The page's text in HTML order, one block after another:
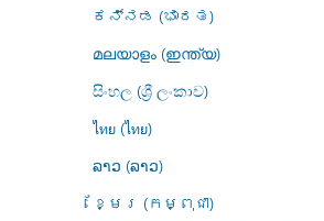
ಕನ್ನಡ (ಭಾರತ)
മലയാളം (ഇന്ത്യ)
සිංහල (ශ්‍රී ලංකාව)
ไทย (ไทย)
ລາວ (ລາວ)
ខ្មែរ (កម្ពុជា)